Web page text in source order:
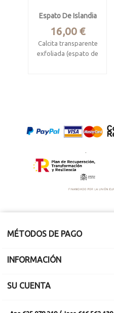
Espato De Islandia
Precio
16,00 €
Calcita transparente
exfoliada (espato de
MÉTODOS DE PAGO
INFORMACIÓN
SU CUENTA